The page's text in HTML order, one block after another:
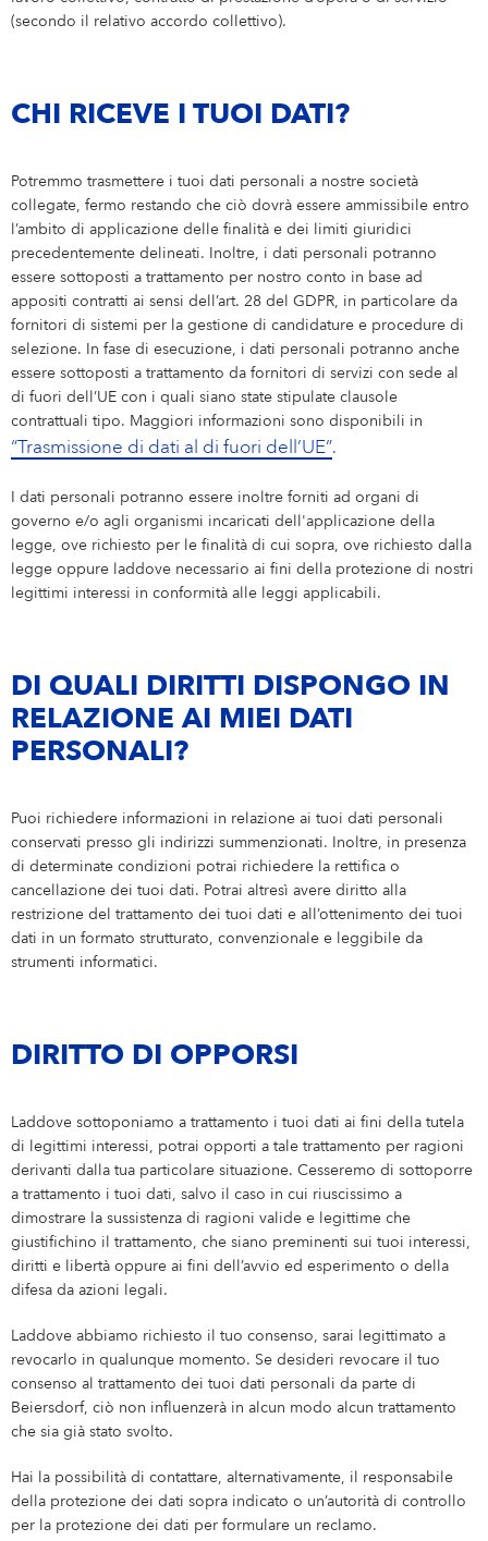
(secondo il relativo accordo collettivo).
CHI RICEVE I TUOI DATI?
Potremmo trasmettere i tuoi dati personali a nostre società
collegate, fermo restando che ciò dovrà essere ammissibile entro
l’ambito di applicazione delle finalità e dei limiti giuridici
precedentemente delineati. Inoltre, i dati personali potranno
essere sottoposti a trattamento per nostro conto in base ad
appositi contratti ai sensi dell’art. 28 del GDPR, in particolare da
fornitori di sistemi per la gestione di candidature e procedure di
selezione. In fase di esecuzione, i dati personali potranno anche
essere sottoposti a trattamento da fornitori di servizi con sede al
di fuori dell’UE con i quali siano state stipulate clausole
contrattuali tipo. Maggiori informazioni sono disponibili in
“Trasmissione di dati al di fuori dell’UE”.
I dati personali potranno essere inoltre forniti ad organi di
governo e/o agli organismi incaricati dell'applicazione della
legge, ove richiesto per le finalità di cui sopra, ove richiesto dalla
legge oppure laddove necessario ai fini della protezione di nostri
legittimi interessi in conformità alle leggi applicabili.
DI QUALI DIRITTI DISPONGO IN
RELAZIONE AI MIEI DATI
PERSONALI?
Puoi richiedere informazioni in relazione ai tuoi dati personali
conservati presso gli indirizzi summenzionati. Inoltre, in presenza
di determinate condizioni potrai richiedere la rettifica o
cancellazione dei tuoi dati. Potrai altresì avere diritto alla
restrizione del trattamento dei tuoi dati e all’ottenimento dei tuoi
dati in un formato strutturato, convenzionale e leggibile da
strumenti informatici.
DIRITTO DI OPPORSI
Laddove sottoponiamo a trattamento i tuoi dati ai fini della tutela
di legittimi interessi, potrai opporti a tale trattamento per ragioni
derivanti dalla tua particolare situazione. Cesseremo di sottoporre
a trattamento i tuoi dati, salvo il caso in cui riuscissimo a
dimostrare la sussistenza di ragioni valide e legittime che
giustifichino il trattamento, che siano preminenti sui tuoi interessi,
diritti e libertà oppure ai fini dell’avvio ed esperimento o della
difesa da azioni legali.
Laddove abbiamo richiesto il tuo consenso, sarai legittimato a
revocarlo in qualunque momento. Se desideri revocare il tuo
consenso al trattamento dei tuoi dati personali da parte di
Beiersdorf, ciò non influenzerà in alcun modo alcun trattamento
che sia già stato svolto.
Hai la possibilità di contattare, alternativamente, il responsabile
della protezione dei dati sopra indicato o un’autorità di controllo
per la protezione dei dati per formulare un reclamo.